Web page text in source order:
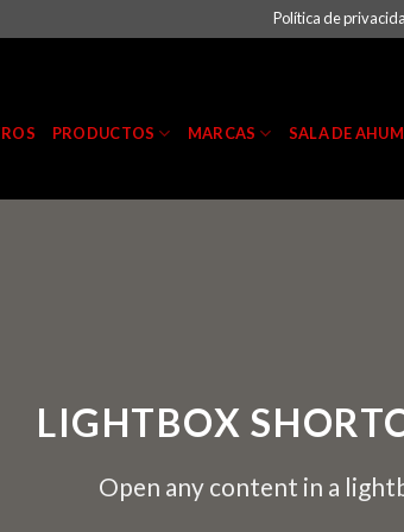
Política de
PRODUCTOS MARCAS SALA DE
LIGHTBOX
Open any content in a